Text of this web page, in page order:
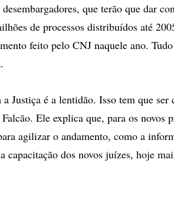
que terão que dar
de processos distribuídos até
feito pelo CNJ naquele ano.
Justiça é a lentidão. Isso tem que ser
Ele explica que, para os novos
agilizar o andamento, como a
capacitação dos novos juízes, hoje